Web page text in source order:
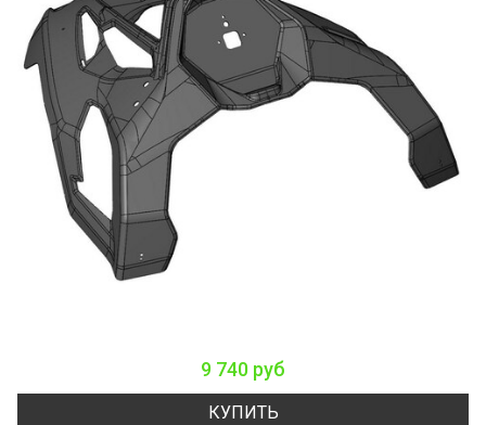
9 740 руб
КУПИТЬ